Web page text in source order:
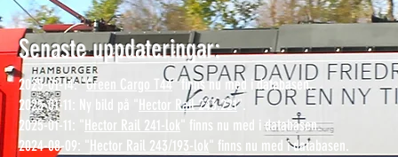
Senaste uppdateringar:
2025-01-14: "Green Cargo T44" finns nu med i databasen.
2025-01-11: Ny bild på " Hector Rail 243.221".
2025-01-11: " Hector Rail 241-lok" finns nu med i databasen.
2024-08-09: "Hector Rail 243/193-lok" finns nu med i databasen.